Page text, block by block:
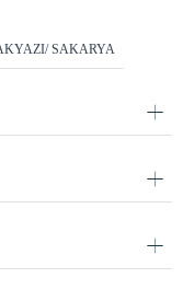
SAKARYA